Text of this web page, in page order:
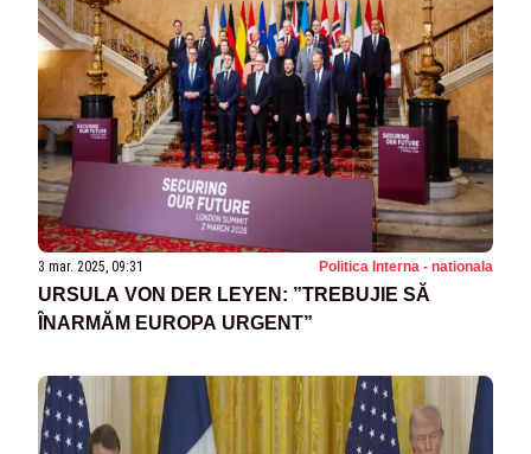
3 mar. 2025, 09:31 Politica Interna - nationala
URSULA VON DER LEYEN: ”TREBUJIE SĂ
ÎNARMĂM EUROPA URGENT”